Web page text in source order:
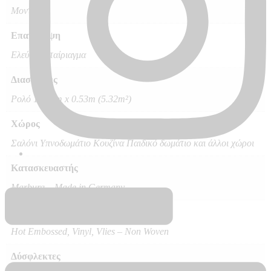
Μοντέρνο
Επανάληψη
Ελεύθερο ταίριαγμα
Διαστάσεις
Ρολό 10.05m x 0.53m (5.32m²)
Χώρος
Σαλόνι Υπνοδωμάτιο Κουζίνα Παιδικό δωμάτιο και άλλοι χώροι
Κατασκευαστής
Marburg – Made in Germany
Hot Embossed, Vinyl, Vlies – Non Woven
Δύσφλεκτες